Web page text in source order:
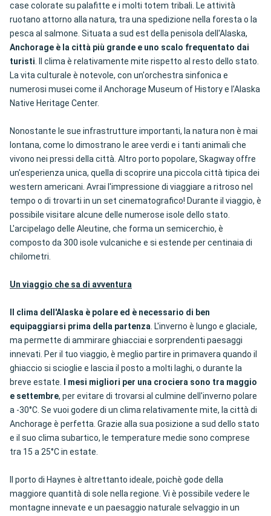
case colorate su palafitte e i molti totem tribali. Le attività
ruotano attorno alla natura, tra una spedizione nella foresta o la
pesca al salmone. Situata a sud est della penisola dell'Alaska,
Anchorage è la città più grande e uno scalo frequentato dai
turisti. Il clima è relativamente mite rispetto al resto dello stato.
La vita culturale è notevole, con un'orchestra sinfonica e
numerosi musei come il Anchorage Museum of History e l’Alaska
Native Heritage Center.
Nonostante le sue infrastrutture importanti, la natura non è mai
lontana, come lo dimostrano le aree verdi e i tanti animali che
vivono nei pressi della città. Altro porto popolare, Skagway offre
un'esperienza unica, quella di scoprire una piccola città tipica dei
western americani. Avrai l'impressione di viaggiare a ritroso nel
tempo o di trovarti in un set cinematografico! Durante il viaggio, è
possibile visitare alcune delle numerose isole dello stato.
L'arcipelago delle Aleutine, che forma un semicerchio, è
composto da 300 isole vulcaniche e si estende per centinaia di
chilometri.
Un viaggio che sa di avventura
Il clima dell'Alaska è polare ed è necessario di ben
equipaggiarsi prima della partenza. L'inverno è lungo e glaciale,
ma permette di ammirare ghiacciai e sorprendenti paesaggi
innevati. Per il tuo viaggio, è meglio partire in primavera quando il
ghiaccio si scioglie e lascia il posto a molti laghi, o durante la
breve estate.
I mesi migliori per una crociera sono tra maggio
e settembre, per evitare di trovarsi al culmine dell'inverno polare
a -30°C. Se vuoi godere di un clima relativamente mite, la città di
Anchorage è perfetta. Grazie alla sua posizione a sud dello stato
e il suo clima subartico, le temperature medie sono comprese
tra 15 a 25°C in estate.
Il porto di Haynes è altrettanto ideale, poichè gode della
maggiore quantità di sole nella regione. Vi è possibile vedere le
montagne innevate e un paesaggio naturale selvaggio in un